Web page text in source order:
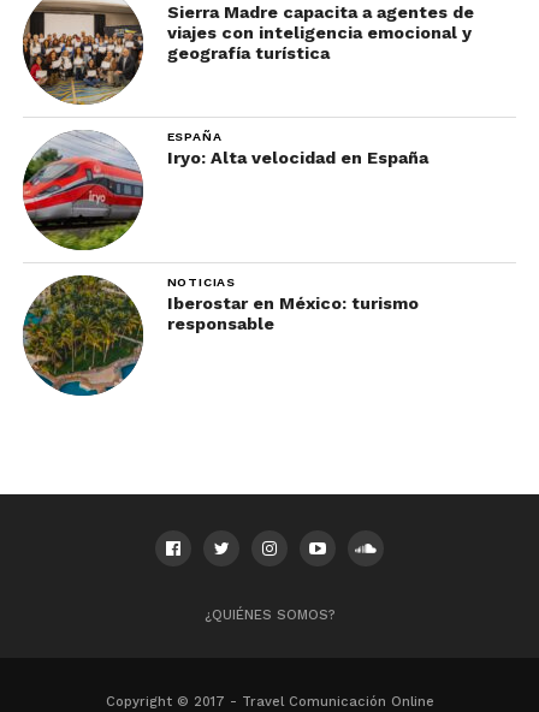
Sierra Madre capacita a agentes de
viajes con inteligencia emocional y
geografía turística
ESPAÑA
Iryo: Alta velocidad en España
NOTICIAS
Iberostar en México: turismo
responsable
¿QUIÉNES SOMOS?
Copyright © 2017 - Travel Comunicación Online